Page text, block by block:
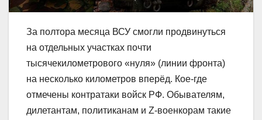
За полтора месяца ВСУ смогли продвинуться
на отдельных участках почти
тысячекилометрового «нуля» (линии фронта)
на несколько километров вперёд. Кое-где
отмечены контратаки войск РФ. Обывателям,
дилетантам, политиканам и Z-военкорам такие